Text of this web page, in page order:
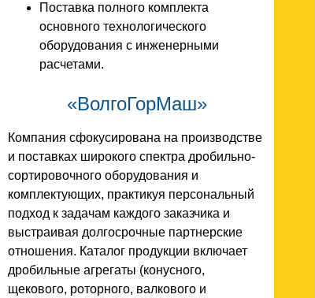
Поставка полного комплекта
основного технологического
оборудования с инженерными
расчетами.
«ВолгоГорМаш»
Компания сфокусирована на производстве
и поставках широкого спектра дробильно-
сортировочного оборудования и
комплектующих, практикуя персональный
подход к задачам каждого заказчика и
выстраивая долгосрочные партнерские
отношения. Каталог продукции включает
дробильные агрегаты (конусного,
щекового, роторного, валкового и